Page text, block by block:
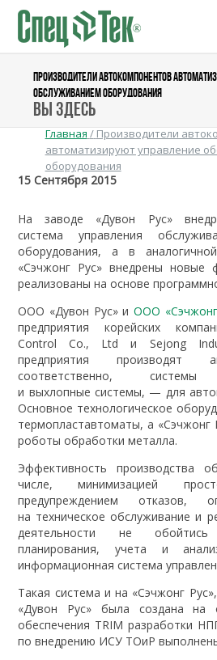
ПРОИЗВОДИТЕЛИ АВТОКОМПОНЕНТОВ
ОБСЛУЖИВАНИЕМ ОБОРУДОВАНИЯ
Вы здесь
Главная / Производители
автоматизируют управление
оборудования
15 Сентября 2015
На заводе «Дувон Рус»
система управления
оборудования, а в
«Сэчжонг Рус» внедрены новые
реализованы на основе
ООО «Дувон Рус» иООО
предприятия корейских
Control Co., Ltd и Sejong
предприятия производят
соответственно, системы
и выхлопные системы, — для
Основное технологическое
термопластавтоматы, а
роботы обработки металла.
Эффективность производства
числе, минимизацией
предупреждением отказов,
на техническое обслуживание и
деятельности не
планирования, учета и
информационная система
Такая система и на «Сэчжонг
«Дувон Рус» была создана на
обеспечения TRIM разработки
по внедрению ИСУ ТОиР